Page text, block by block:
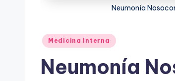
Neumonía
Publicado
Medicina Interna
Neumonía